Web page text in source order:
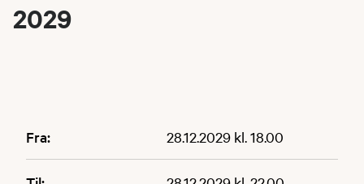
2029
Fra: 28.12.2029 kl. 18.00